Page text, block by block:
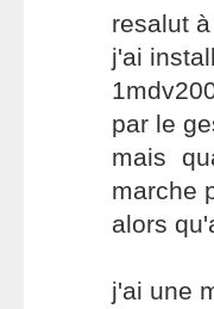
resalut
j'ai
par le
mais
marche
alors
j'ai une